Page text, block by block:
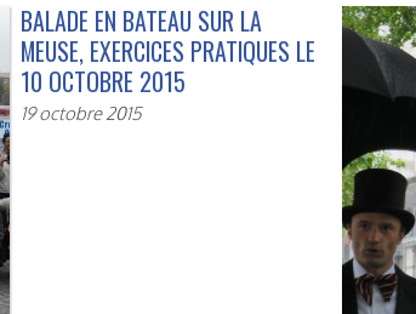
BALADE EN BATEAU SUR LA
MEUSE, EXERCICES PRATIQUES LE
10 OCTOBRE 2015
19 octobre 2015